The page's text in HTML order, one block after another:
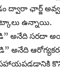
ద్వారా ఛార్జ్
ఉన్నాయి.
అనేది సరదా
అనేది